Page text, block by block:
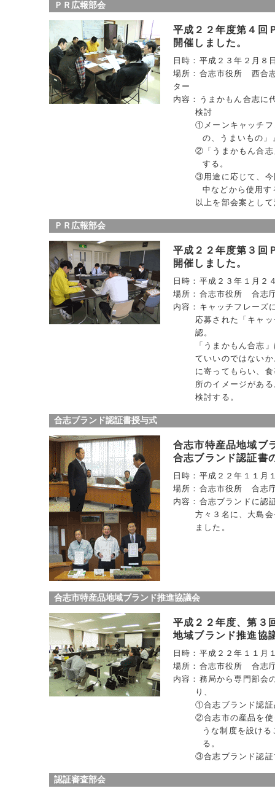
ＰＲ広報部会
平成２２年度第４回
開催しました。
日時：平成２３年２月８
場所：合志市役所 西合
ター
内容：うまかもん合志に
検討
①メーンキャッチフ
の、うまいもの」
②「うまかもん合志
する。
③用途に応じて、今
中などから使用す
以上を部会案とし
ＰＲ広報部会
平成２２年度第３回
開催しました。
日時：平成２３年１月２
場所：合志市役所 合志
内容：キャッチフレーズ
応募された「キャ
認。
「うまかもん合志
ていいのではない
に寄ってもらい、
所のイメージがあ
検討する。
合志ブランド認証書授与式
合志市特産品地域ブ
合志ブランド認証書
日時：平成２２年１１月
場所：合志市役所 合志
内容：合志ブランドに認
方々３名に、大島
ました。
合志市特産品地域ブランド推進協議会
平成２２年度、第３
地域ブランド推進協
日時：平成２２年１１月
場所：合志市役所 合志
内容：務局から専門部会
り、
①合志ブランド認証
②合志市の産品を使
うな制度を設け
る。
③合志ブランド認証
認証審査部会